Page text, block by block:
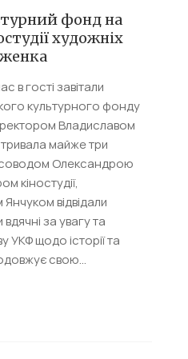
фонд на
художніх
в гості завітали
культурного фонду
Владиславом
майже три
Олександрою
кіностудії,
відвідали
за увагу та
УКФ щодо історії та
свою...